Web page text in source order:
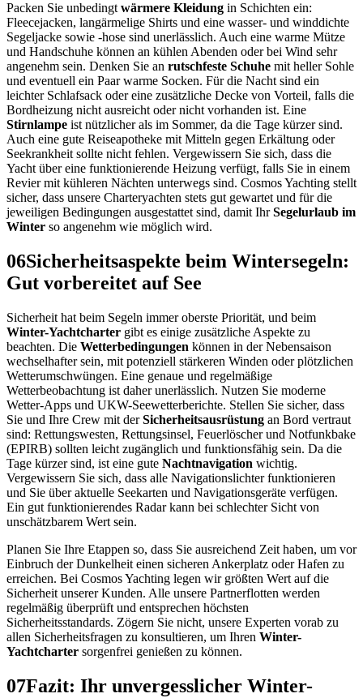
Packen Sie unbedingt wärmere Kleidung in Schichten ein:
Fleecejacken, langärmelige Shirts und eine wasser- und winddichte
Segeljacke sowie -hose sind unerlässlich. Auch eine warme Mütze
und Handschuhe können an kühlen Abenden oder bei Wind sehr
angenehm sein. Denken Sie an rutschfeste Schuhe mit heller Sohle
und eventuell ein Paar warme Socken. Für die Nacht sind ein
leichter Schlafsack oder eine zusätzliche Decke von Vorteil, falls die
Bordheizung nicht ausreicht oder nicht vorhanden ist. Eine
Stirnlampe ist nützlicher als im Sommer, da die Tage kürzer sind.
Auch eine gute Reiseapotheke mit Mitteln gegen Erkältung oder
Seekrankheit sollte nicht fehlen. Vergewissern Sie sich, dass die
Yacht über eine funktionierende Heizung verfügt, falls Sie in einem
Revier mit kühleren Nächten unterwegs sind. Cosmos Yachting stellt
sicher, dass unsere Charteryachten stets gut gewartet und für die
jeweiligen Bedingungen ausgestattet sind, damit IhrSegelurlaub im
Winter so angenehm wie möglich wird.
06Sicherheitsaspekte beim Wintersegeln:
Gut vorbereitet auf See
Sicherheit hat beim Segeln immer oberste Priorität, und beim
Winter-Yachtcharter gibt es einige zusätzliche Aspekte zu
beachten. Die Wetterbedingungen können in der Nebensaison
wechselhafter sein, mit potenziell stärkeren Winden oder plötzlichen
Wetterumschwüngen. Eine genaue und regelmäßige
Wetterbeobachtung ist daher unerlässlich. Nutzen Sie moderne
Wetter-Apps und UKW-Seewetterberichte. Stellen Sie sicher, dass
Sie und Ihre Crew mit derSicherheitsausrüstung an Bord vertraut
sind: Rettungswesten, Rettungsinsel, Feuerlöscher und Notfunkbake
(EPIRB) sollten leicht zugänglich und funktionsfähig sein. Da die
Tage kürzer sind, ist eine gute Nachtnavigation wichtig.
Vergewissern Sie sich, dass alle Navigationslichter funktionieren
und Sie über aktuelle Seekarten und Navigationsgeräte verfügen.
Ein gut funktionierendes Radar kann bei schlechter Sicht von
unschätzbarem Wert sein.
Planen Sie Ihre Etappen so, dass Sie ausreichend Zeit haben, um vor
Einbruch der Dunkelheit einen sicheren Ankerplatz oder Hafen zu
erreichen. Bei Cosmos Yachting legen wir größten Wert auf die
Sicherheit unserer Kunden. Alle unsere Partnerflotten werden
regelmäßig überprüft und entsprechen höchsten
Sicherheitsstandards. Zögern Sie nicht, unsere Experten vorab zu
allen Sicherheitsfragen zu konsultieren, um Ihren Winter-
Yachtcharter sorgenfrei genießen zu können.
07Fazit: Ihr unvergesslicher Winter-